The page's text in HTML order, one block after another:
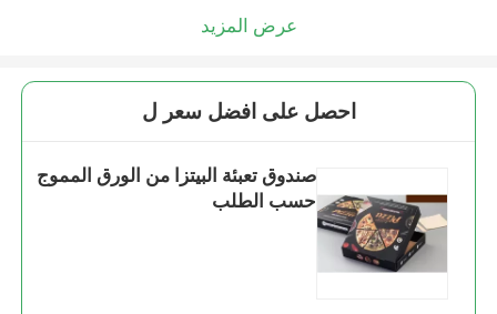
عرض المزيد
احصل على افضل سعر ل
صندوق تعبئة البيتزا من الورق المموج
حسب الطلب